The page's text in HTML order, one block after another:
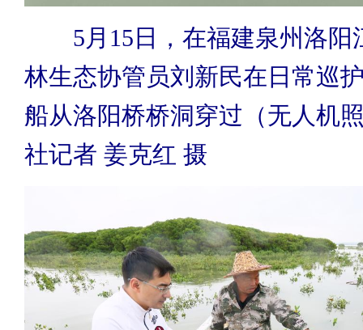
5月15日，在福建泉州洛阳
林生态协管员刘新民在日常巡
船从洛阳桥桥洞穿过（无人机
社记者 姜克红 摄